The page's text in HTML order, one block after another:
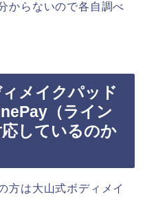
からないので各自調べ
メイクパッド
（ライン
しているのか
方は大山式ボディメイ